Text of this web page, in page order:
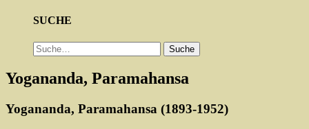
SUCHE
Suche Suche
Yogananda, Paramahansa
Yogananda, Paramahansa (1893-1952)